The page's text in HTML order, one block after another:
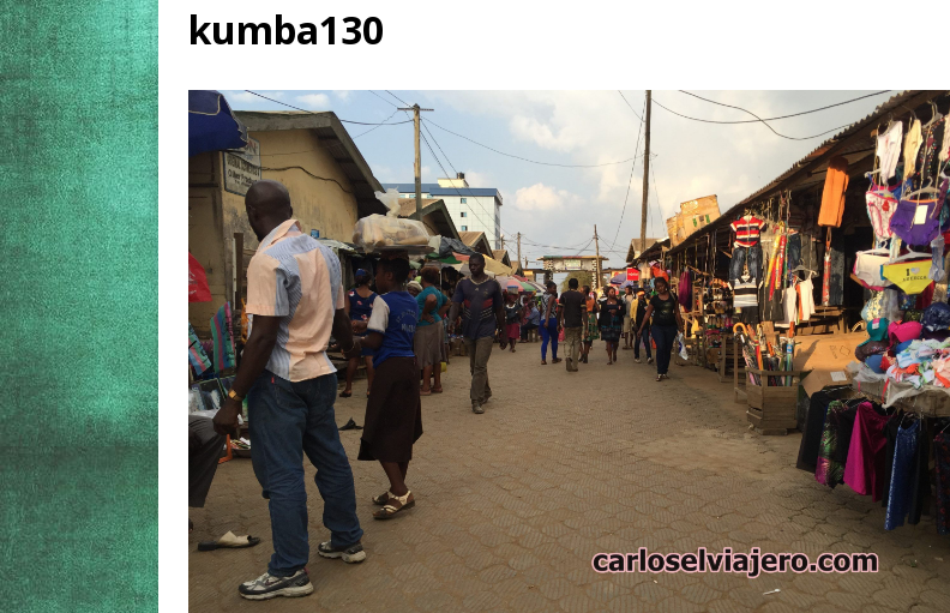
[ 22 noviembre, 2025 ]
[ 9 octubre, 2025 ] JAMAICA. La historia de la misteriosa avioneta de la playa
JAMAICA
[ 27 septiembre, 2025 ]
Cómo moverse en Seychelles de manera sostenible
[ 3 agosto, 2025 ] Qué ver en Manama. La capital de Baréin
BARÉIN
[ 15 marzo, 2026 ] Ela Nguema. El barrio más castizo de Malabo GUINEA ECUATORIAL
kumba130